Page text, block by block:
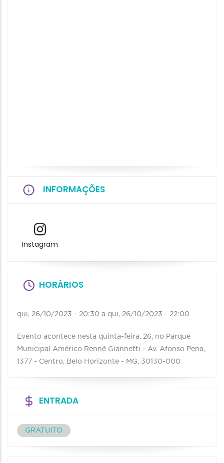
INFORMAÇÕES
Instagram
HORÁRIOS
qui, 26/10/2023 - 20:30 a qui, 26/10/2023 - 22:00
Evento acontece nesta quinta-feira, 26, no Parque
Municipal Américo Renné Giannetti - Av. Afonso Pena,
1377 - Centro, Belo Horizonte - MG, 30130-000
ENTRADA
GRATUITO